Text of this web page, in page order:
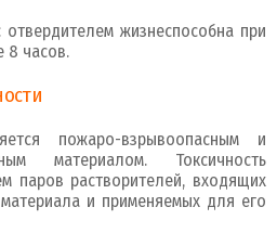
отвердителем жизнеспособна при
8 часов.
пожаро-взрывоопасным и
материалом. Токсичность
паров растворителей, входящих
и применяемых для его